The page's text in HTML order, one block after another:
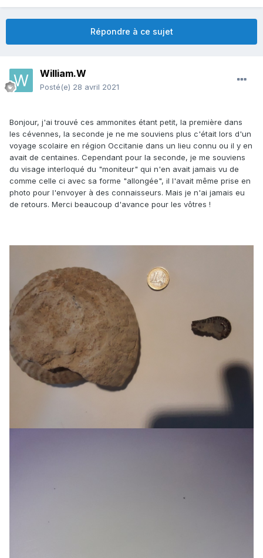
Répondre à ce sujet
William.W
Posté(e) 28 avril 2021
Bonjour, j'ai trouvé ces ammonites étant petit, la première dans
les cévennes, la seconde je ne me souviens plus c'était lors d'un
voyage scolaire en région Occitanie dans un lieu connu ou il y en
avait de centaines. Cependant pour la seconde, je me souviens
du visage interloqué du "moniteur" qui n'en avait jamais vu de
comme celle ci avec sa forme "allongée", il l'avait même prise en
photo pour l'envoyer à des connaisseurs. Mais je n'ai jamais eu
de retours. Merci beaucoup d'avance pour les vôtres !